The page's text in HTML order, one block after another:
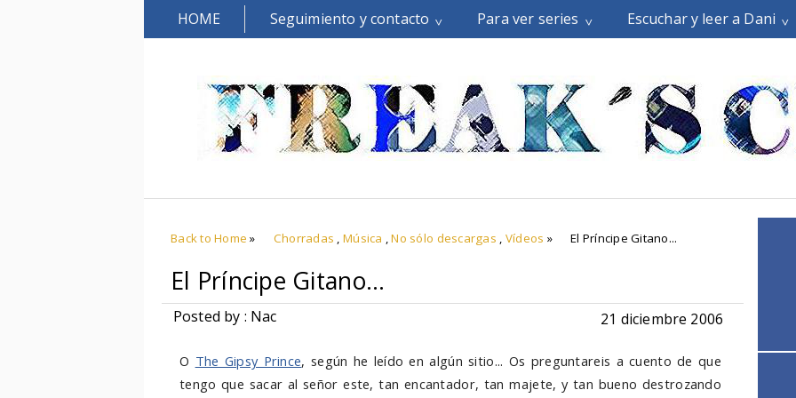
HOME Seguimiento y contacto Para ver series Escuchar y leer a Dani
Back to Home » Chorradas , Música ,No sólo descargas , Vídeos » El Príncipe Gitano...
El Príncipe Gitano...
Posted by : Nac 21 diciembre 2006
O The Gipsy Prince, según he leído en algún sitio... Os preguntareis a cuento de que
tengo que sacar al señor este, tan encantador, tan majete, y tan bueno destrozando